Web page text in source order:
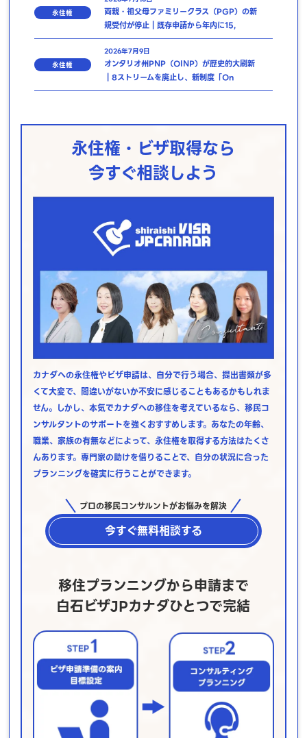
永住権
両親・祖父母ファミリークラス（PGP）の新
規受付が停止｜既存申請から年内に15,
永住権
2026年7月9日
オンタリオ州PNP（OINP）が歴史的大刷新
｜8ストリームを廃止し、新制度「On
永住権・ビザ取得なら
今すぐ相談しよう
カナダへの永住権やビザ申請は、自分で行う場合、提出書類が多
くて大変で、間違いがないか不安に感じることもあるかもしれま
せん。しかし、本気でカナダへの移住を考えているなら、移民コ
ンサルタントのサポートを強くおすすめします。あなたの年齢、
職業、家族の有無などによって、永住権を取得する方法はたくさ
んあります。専門家の助けを借りることで、自分の状況に合った
プランニングを確実に行うことができます。
プロの移民コンサルントがお悩みを解決
今すぐ無料相談する
移住プランニングから申請まで
白石ビザJPカナダひとつで完結